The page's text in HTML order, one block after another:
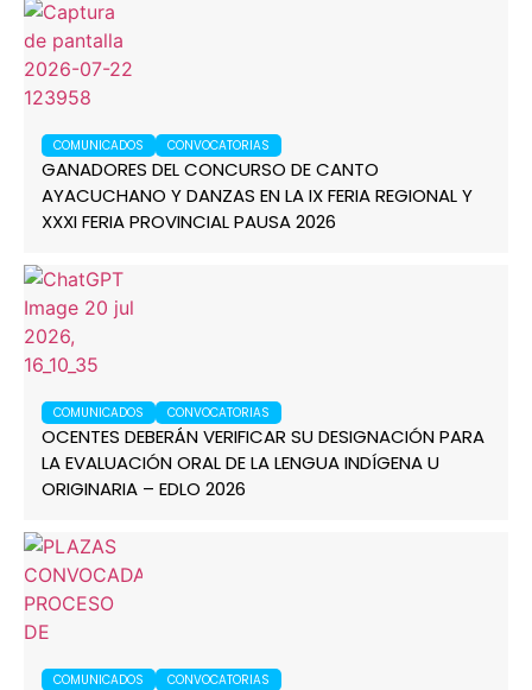
COMUNICADOS CONVOCATORIAS
GANADORES DEL CONCURSO DE CANTO
AYACUCHANO Y DANZAS EN LA IX FERIA REGIONAL Y
XXXI FERIA PROVINCIAL PAUSA 2026
COMUNICADOS CONVOCATORIAS
OCENTES DEBERÁN VERIFICAR SU DESIGNACIÓN PARA
LA EVALUACIÓN ORAL DE LA LENGUA INDÍGENA U
ORIGINARIA – EDLO 2026
COMUNICADOS CONVOCATORIAS